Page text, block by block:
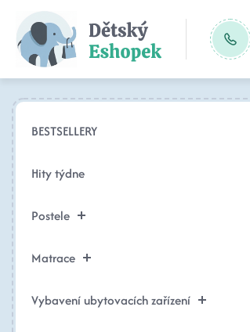
BESTSELLERY
Hity týdne
Postele
Matrace
Vybavení ubytovacích zařízení